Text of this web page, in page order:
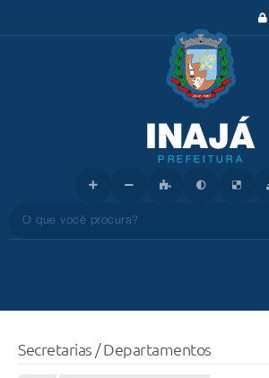
O que você procura?
Secretarias / Departamentos